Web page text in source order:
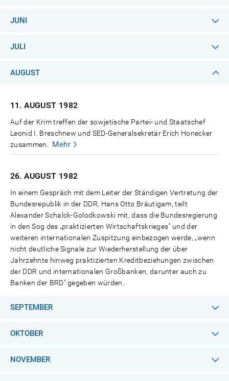
JUNI
JULI
AUGUST
11. AUGUST 1982
Auf der Krim treffen der sowjetische Partei- und Staatschef
Leonid I. Breschnew und SED-Generalsekretär Erich Honecker
zusammen.
Mehr
26. AUGUST 1982
In einem Gespräch mit dem Leiter der Ständigen Vertretung der
Bundesrepublik in der DDR, Hans Otto Bräutigam, teilt
Alexander Schalck-Golodkowski mit, dass die Bundesregierung
in den Sog des „praktizierten Wirtschaftskrieges" und der
weiteren internationalen Zuspitzung einbezogen werde, „wenn
nicht deutliche Signale zur Wiederherstellung der über
Jahrzehnte hinweg praktizierten Kreditbeziehungen zwischen
der DDR und internationalen Großbanken, darunter auch zu
Banken der BRD" gegeben würden.
SEPTEMBER
OKTOBER
NOVEMBER